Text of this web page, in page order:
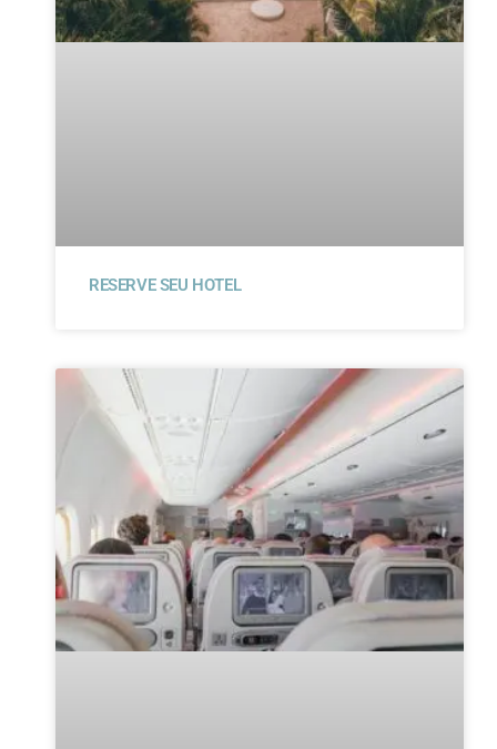
RESERVE SEU HOTEL​